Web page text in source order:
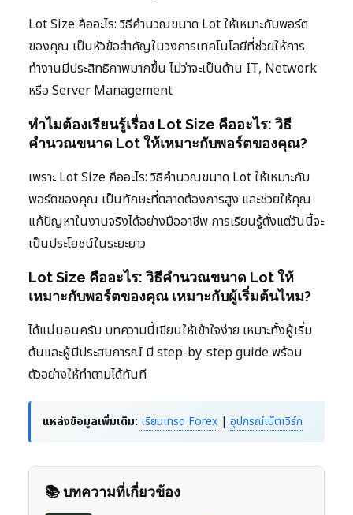
Lot Size คืออะไร: วิธีคำนวณขนาด Lot ให้เหมาะกับพอร์ต
ของคุณ เป็นหัวข้อสำคัญในวงการเทคโนโลยีที่ช่วยให้การ
ทำงานมีประสิทธิภาพมากขึ้น ไม่ว่าจะเป็นด้าน IT, Network
หรือ Server Management
ทำไมต้องเรียนรู้เรื่อง Lot Size คืออะไร: วิธี
คำนวณขนาด Lot ให้เหมาะกับพอร์ตของคุณ?
เพราะ Lot Size คืออะไร: วิธีคำนวณขนาด Lot ให้เหมาะกับ
พอร์ตของคุณ เป็นทักษะที่ตลาดต้องการสูง และช่วยให้คุณ
แก้ปัญหาในงานจริงได้อย่างมืออาชีพ การเรียนรู้ตั้งแต่วันนี้จะ
เป็นประโยชน์ในระยะยาว
Lot Size คืออะไร: วิธีคำนวณขนาด Lot ให้
เหมาะกับพอร์ตของคุณ เหมาะกับผู้เริ่มต้นไหม?
ได้แน่นอนครับ บทความนี้เขียนให้เข้าใจง่าย เหมาะทั้งผู้เริ่ม
ต้นและผู้มีประสบการณ์ มี step-by-step guide พร้อม
ตัวอย่างให้ทำตามได้ทันที
แหล่งข้อมูลเพิ่มเติม: เรียนเทรด Forex | อุปกรณ์เน็ตเวิร์ก
📚 บทความที่เกี่ยวข้อง